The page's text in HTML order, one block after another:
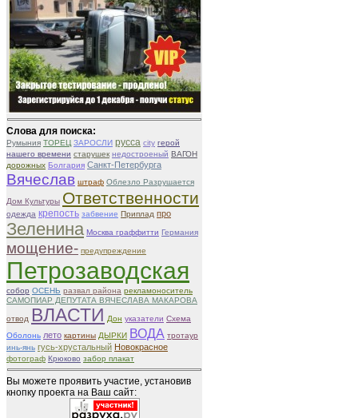
Слова для поиска:
Румыния ТОРЕЦ ЗАРОСЛИ русса city герой
нашего времени старушек недостроеный ВАГОН
дорожных Болгария Санкт-Петербурга
Вячеслав штраф Облезло Разрушается
Дом Культуры Ответственности
одежда крепость забвение Приплад про
Зеленина Москва граффитти Германия
мощение- предупреждение
Петрозаводская
собор ОСЕНЬ развал района рекламоноситель
САМОПИАР ДЕПУТАТА ВЯЧЕСЛАВА МАКАРОВА
отвод ВЛАСТИ Дон указатели Схема
Оболонь лето картины ДЫРКИ ВОДА тротаур
инь-янь гусь-хрустальный Новокрасное
фотограф Крюково забор плакат
Вы можете проявить участие, установив
кнопку проекта на Ваш сайт: